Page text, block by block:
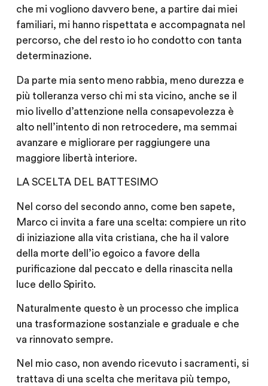
che mi vogliono davvero bene, a partire dai miei
familiari, mi hanno rispettata e accompagnata nel
percorso, che del resto io ho condotto con tanta
determinazione.
Da parte mia sento meno rabbia, meno durezza e
più tolleranza verso chi mi sta vicino, anche se il
mio livello d’attenzione nella consapevolezza è
alto nell’intento di non retrocedere, ma semmai
avanzare e migliorare per raggiungere una
maggiore libertà interiore.
LA SCELTA DEL BATTESIMO
Nel corso del secondo anno, come ben sapete,
Marco ci invita a fare una scelta: compiere un rito
di iniziazione alla vita cristiana, che ha il valore
della morte dell’io egoico a favore della
purificazione dal peccato e della rinascita nella
luce dello Spirito.
Naturalmente questo è un processo che implica
una trasformazione sostanziale e graduale e che
va rinnovato sempre.
Nel mio caso, non avendo ricevuto i sacramenti, si
trattava di una scelta che meritava più tempo,